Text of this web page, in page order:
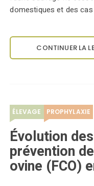
domestiques et des
CONTINUER LA
ÉLEVAGE PROPHYLAXIE
Évolution
prévention
ovine (FCO)